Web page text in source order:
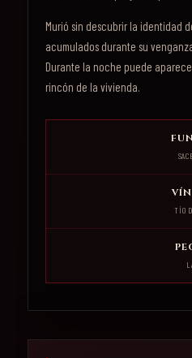
Murió sin descubrir la identidad
acumulados durante su
Durante la noche puede
rincón de la vivienda.
TÍO